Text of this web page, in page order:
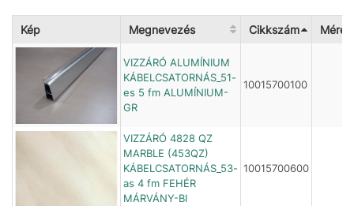
Kép Megnevezés Cikkszám Méret
VIZZÁRÓ ALUMÍNIUM
KÁBELCSATORNÁS_51-
es 5 fm ALUMÍNIUM-
GR
10015700100
VIZZÁRÓ 4828 QZ
MARBLE (453QZ)
KÁBELCSATORNÁS_53-
as 4 fm FEHÉR
MÁRVÁNY-BI
10015700600